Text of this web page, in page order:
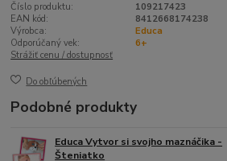
Číslo produktu:
109217423
EAN kód:
8412668174238
Výrobca:
Educa
Odporúčaný vek:
6+
Strážiť cenu / dostupnosť
Do obľúbených
Podobné produkty
Educa Vytvor si svojho maznáčika -
Šteniatko